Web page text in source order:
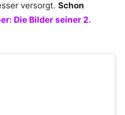
versorgt. Schon
Die Bilder seiner 2.